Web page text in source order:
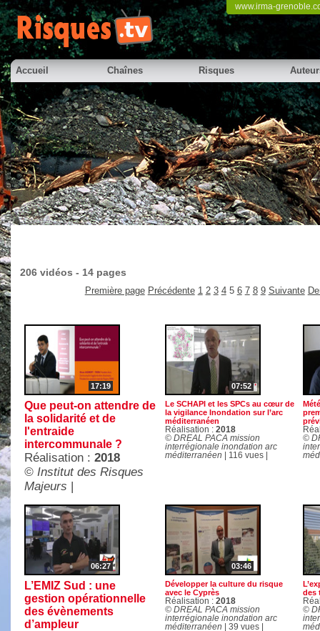
www.irma-
Accueil Chaînes Risques
206 vidéos - 14 pages
Première page Précédente 1 2 3 4 5 6 7 8 9 Suivante
17:19
Que peut-on attendre de
la solidarité et de
l'entraide
intercommunale ?
Réalisation : 2018
© Institut des Risques
Majeurs |
07:52
Le SCHAPI et les SPCs au cœur de
la vigilance Inondation sur l’arc
méditerranéen
Réalisation : 2018
© DREAL PACA mission
interrégionale inondation arc
méditerranéen | 116 vues |
©
06:27
L’EMIZ Sud : une
gestion opérationnelle
des évènements
d’ampleur
03:46
Développer la culture du risque
avec le Cyprès
Réalisation : 2018
© DREAL PACA mission
interrégionale inondation arc
méditerranéen | 39 vues |
des
©